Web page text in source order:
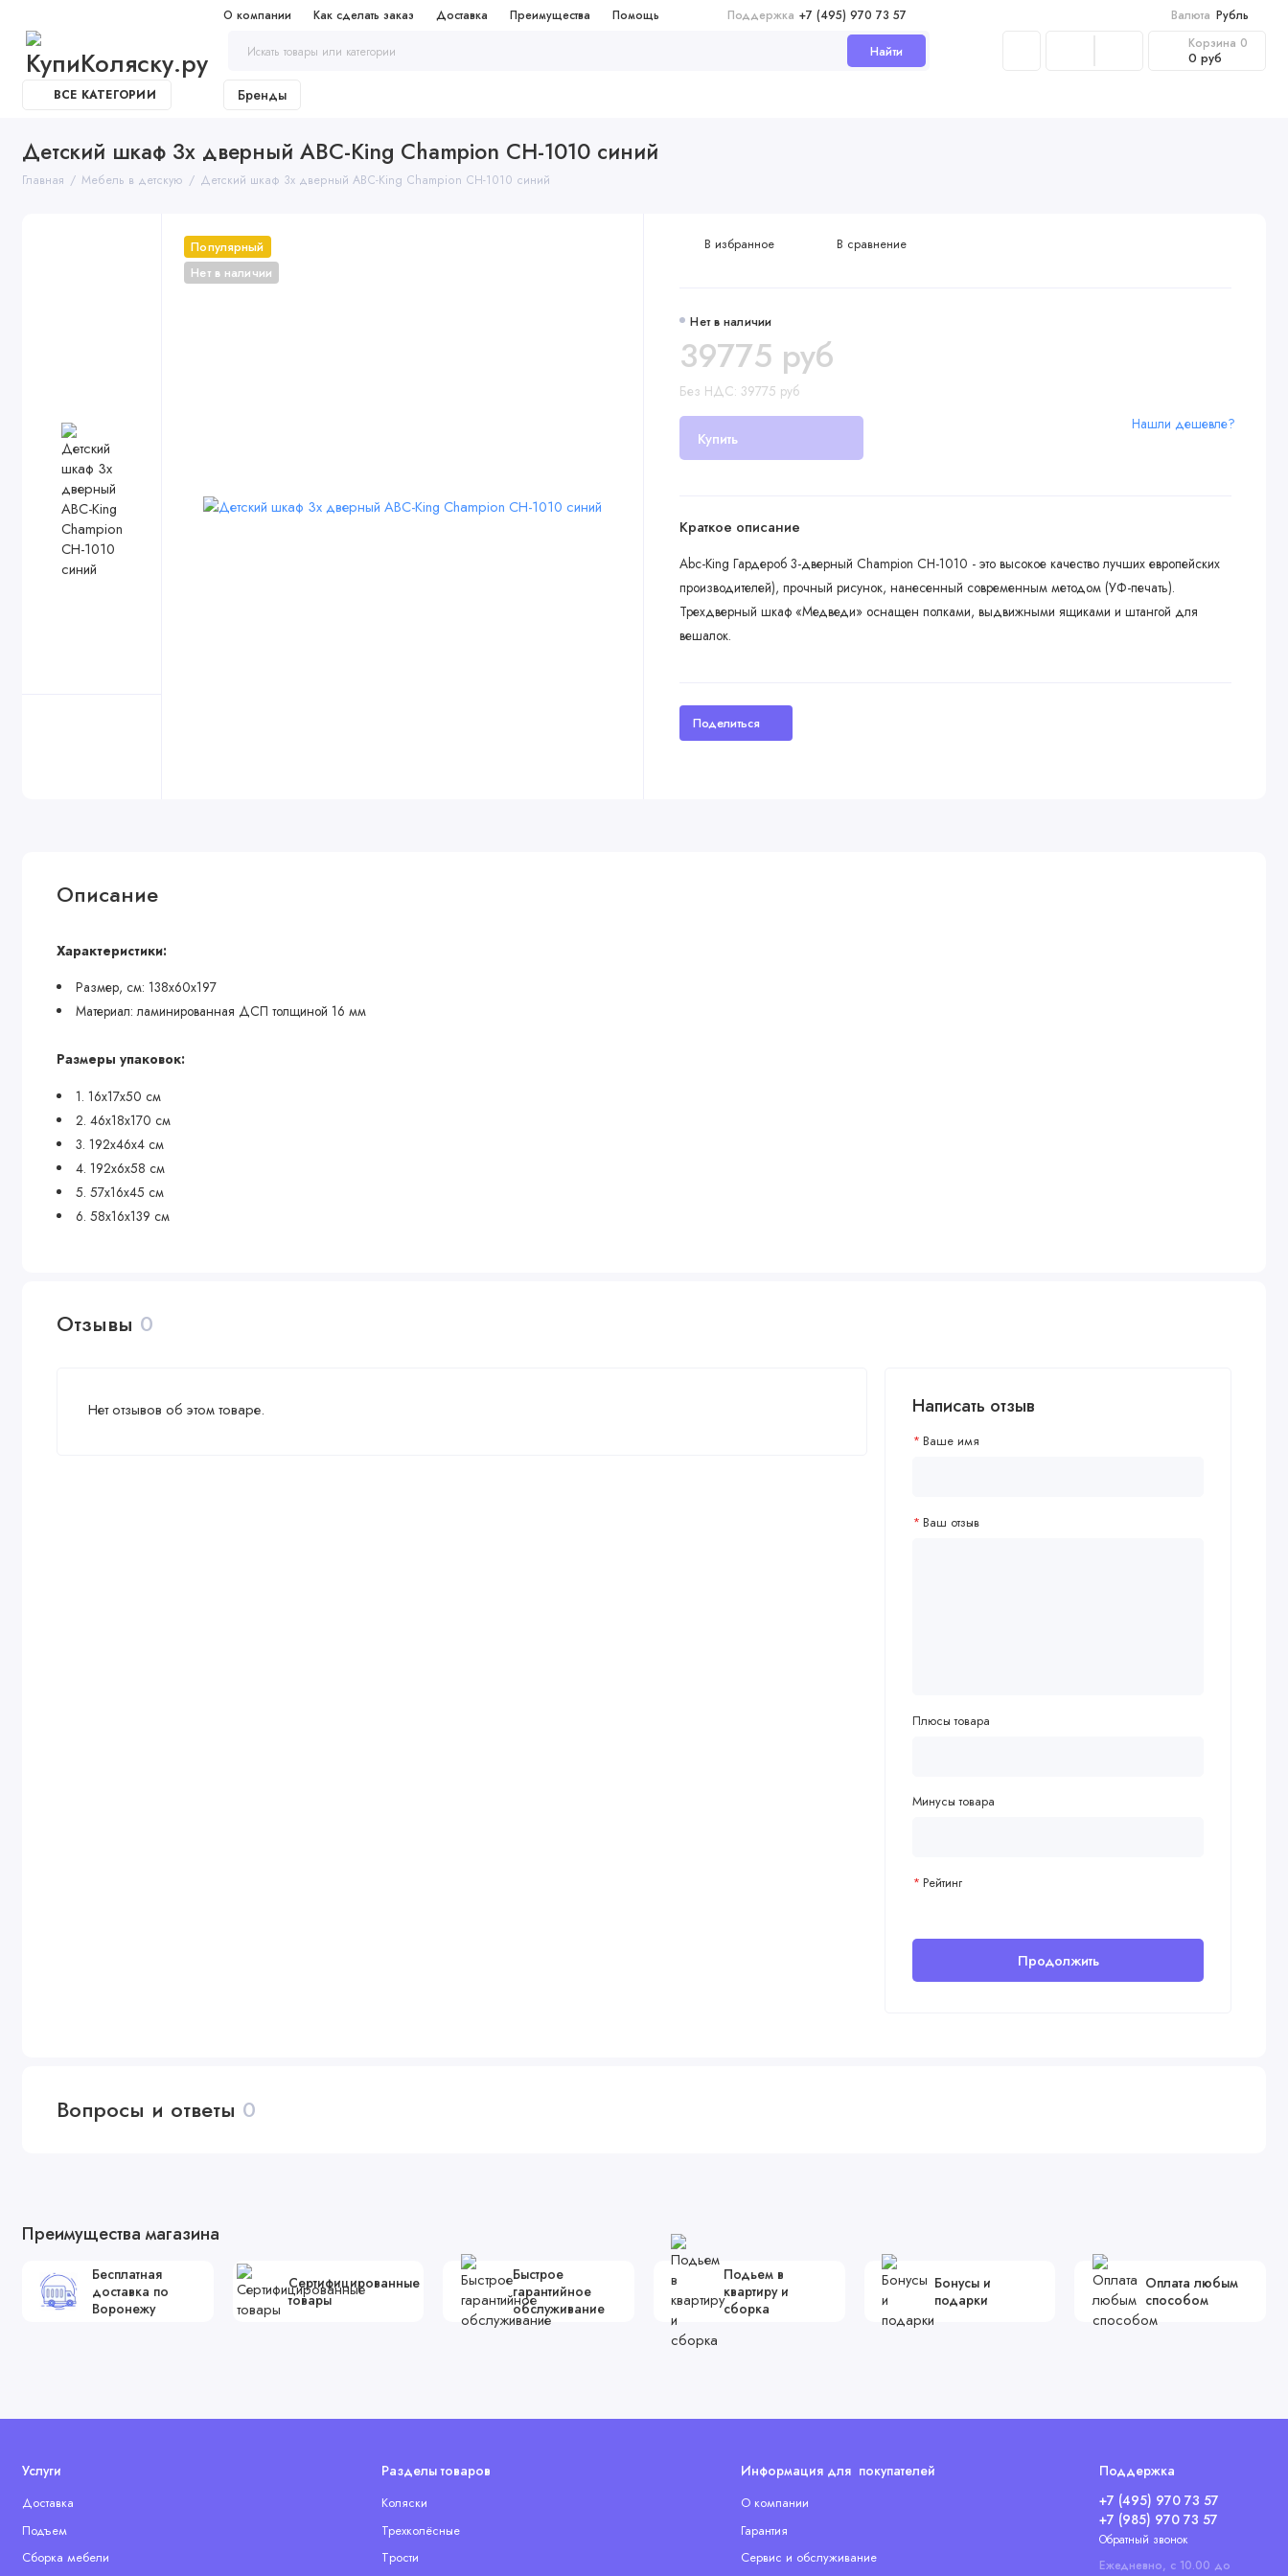
О компании Как сделать заказ Доставка Преимущества Помощь Поддержка +7 (495) 970 73 57 Валюта Рубль
Найти Корзина 0
0 руб
ВСЕ КАТЕГОРИИ Бренды
Детский шкаф 3х дверный ABC-King Champion CH-1010 синий
Главная Мебель в детскую Детский шкаф 3х дверный ABC-King Champion CH-1010 синий
Популярный
Нет в наличии
Нет в наличии
39775 руб
Без НДС: 39775 руб
Купить
Нашли дешевле?
В избранное В сравнение
Краткое описание
Abc-King Гардероб 3-дверный Champion CH-1010 - это высокое качество лучших европейских
производителей), прочный рисунок, нанесенный современным методом (УФ-печать).
Трехдверный шкаф «Медведи» оснащен полками, выдвижными ящиками и штангой для
вешалок.
Поделиться
Описание
Характеристики:
Размер, см: 138х60х197
Материал: ламинированная ДСП толщиной 16 мм
Размеры упаковок:
1. 16х17х50 см
2. 46х18х170 см
3. 192х46х4 см
4. 192х6х58 см
5. 57х16х45 см
6. 58х16х139 см
Отзывы 0
Нет отзывов об этом товаре. Написать отзыв
Ваше имя
Ваш отзыв
Плюсы товара
Минусы товара
Рейтинг
Продолжить
Вопросы и ответы 0
Преимущества магазина
Бесплатная
доставка по
Воронежу
Сертифицированные
товары
Быстрое
гарантийное
обслуживание
Подьем в
квартиру и
сборка
Бонусы и
подарки
Оплата любым
способом
Услуги
Доставка
Подъем
Сборка мебели
Разделы товаров
Коляски
Трехколёсные
Tрости
Информация для покупателей
О компании
Гарантия
Сервис и обслуживание
Поддержка
+7 (495) 970 73 57
+7 (985) 970 73 57
Обратный звонок
Ежедневно, с 10.00 до